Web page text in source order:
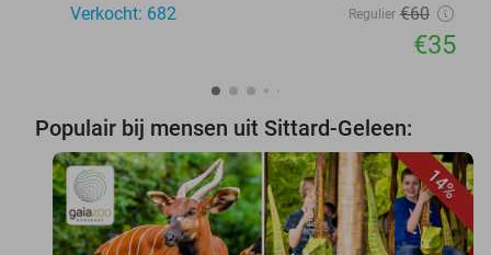
Verkocht: 682 Regulier €60
€35
Populair bij mensen uit Sittard-Geleen:
14%